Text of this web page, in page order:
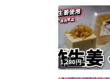
1,280円